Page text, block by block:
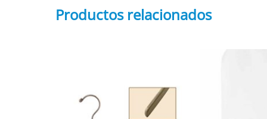
Productos relacionados